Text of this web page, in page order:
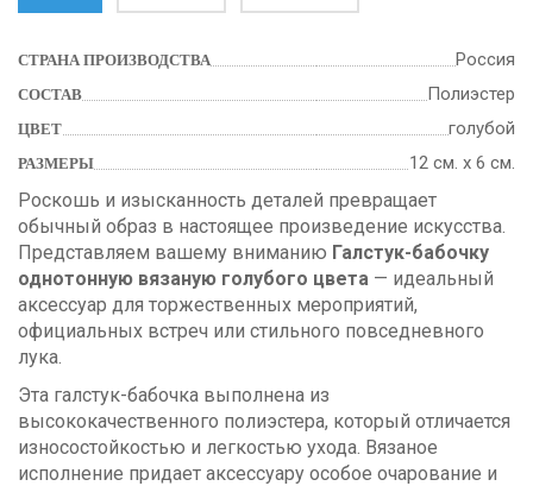
СТРАНА ПРОИЗВОДСТВА Россия
СОСТАВ Полиэстер
ЦВЕТ голубой
РАЗМЕРЫ 12 см. х 6 см.
Роскошь и изысканность деталей превращает
обычный образ в настоящее произведение искусства.
Представляем вашему вниманию Галстук-бабочку
однотонную вязаную голубого цвета — идеальный
аксессуар для торжественных мероприятий,
официальных встреч или стильного повседневного
лука.
Эта галстук-бабочка выполнена из
высококачественного полиэстера, который отличается
износостойкостью и легкостью ухода. Вязаное
исполнение придает аксессуару особое очарование и